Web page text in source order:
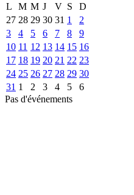
L
M M J V S
D
27 28 29 30 31 1
2
3
4 5 6 7 8
9
10 11 12 13 14 15 16
17 18 19 20 21 22 23
24 25 26 27 28 29 30
31 1 2 3 4 5
6
Pas d'événements